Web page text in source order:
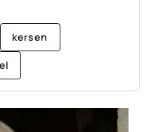
kersen